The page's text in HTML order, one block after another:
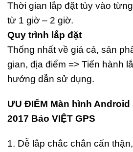
Thời gian lắp đặt tùy vào
từ 1 giờ – 2 giờ.
Quy trình lắp đặt
Thống nhất về giá cả, sản
gian, địa điểm => Tiến hành
hướng dẫn sử dụng.
ƯU ĐIỂM Màn hình Android
2017 Bảo VIỆT GPS
1. Dễ lắp chắc chắn cẩn